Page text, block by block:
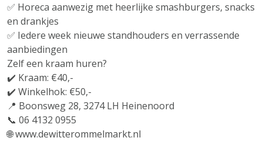
✅ Horeca aanwezig met heerlijke smashburgers, snacks
en drankjes
✅ Iedere week nieuwe standhouders en verrassende
aanbiedingen
Zelf een kraam huren?
✔️ Kraam: €40,-
✔️ Winkelhok: €50,-
📍 Boonsweg 28, 3274 LH Heinenoord
📞 06 4132 0955
🌐 www.dewitterommelmarkt.nl